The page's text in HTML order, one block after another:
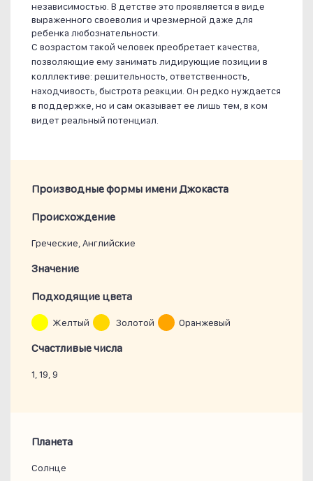
независимостью. В детстве это проявляется в виде
выраженного своеволия и чрезмерной даже для
ребенка любознательности.
С возрастом такой человек преобретает качества,
позволяющие ему занимать лидирующие позиции в
колллективе: решительность, ответственность,
находчивость, быстрота реакции. Он редко нуждается
в поддержке, но и сам оказывает ее лишь тем, в ком
видет реальный потенциал.
Производные формы имени Джокаста
Проиcхождение
Греческие, Английские
Значение
Подходящие цвета
Желтый Золотой Оранжевый
Счастливые числа
1, 19, 9
Планета
Солнце